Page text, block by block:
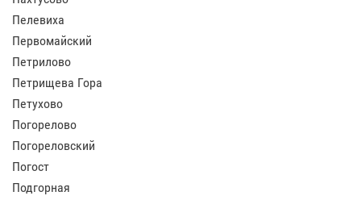
Пелевиха
Первомайский
Петрилово
Петрищева Гора
Петухово
Погорелово
Погореловский
Погост
Подгорная